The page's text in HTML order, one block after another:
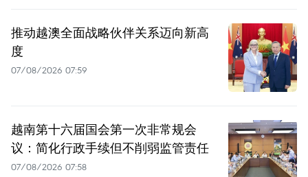
推动越澳全面战略伙伴关系迈向新高
度
07/08/2026 07:59
越南第十六届国会第一次非常规会
议：简化行政手续但不削弱监管责任
07/08/2026 07:58